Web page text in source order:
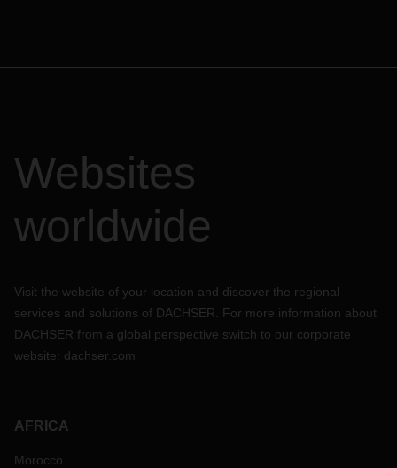
Websites
worldwide
Visit the website of your location and discover the regional
services and solutions of DACHSER. For more information about
DACHSER from a global perspective switch to our corporate
website: dachser.com
AFRICA
Morocco